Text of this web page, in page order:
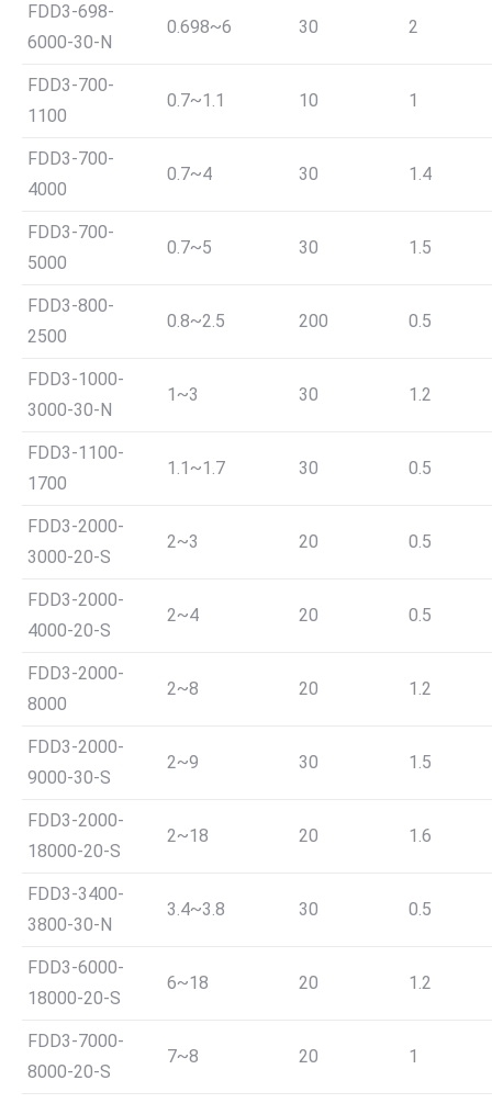
FDD3-698-
6000-30-N
0.698~6 30 2
FDD3-700-
1100
0.7~1.1 10 1
FDD3-700-
4000
0.7~4 30 1.4
FDD3-700-
5000
0.7~5 30 1.5
FDD3-800-
2500
0.8~2.5 200 0.5
FDD3-1000-
3000-30-N
1~3 30 1.2
FDD3-1100-
1700
1.1~1.7 30 0.5
FDD3-2000-
3000-20-S
2~3 20 0.5
FDD3-2000-
4000-20-S
2~4 20 0.5
FDD3-2000-
8000
2~8 20 1.2
FDD3-2000-
9000-30-S
2~9 30 1.5
FDD3-2000-
18000-20-S
2~18 20 1.6
FDD3-3400-
3800-30-N
3.4~3.8 30 0.5
FDD3-6000-
18000-20-S
6~18 20 1.2
FDD3-7000-
8000-20-S
7~8 20 1